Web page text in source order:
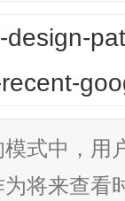
式中，用
将来查看